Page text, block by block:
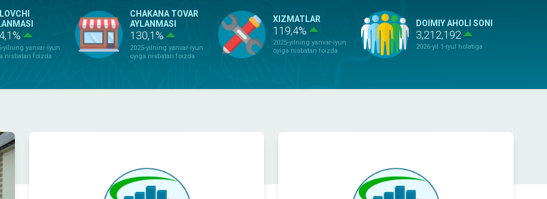
yilning yanvar-iyun
nisbatan foizda
CHAKANA TOVAR
AYLANMASI
130,1%
2025-yilning yanvar-iyun
oyiga nisbatan foizda
XIZMATLAR
119,4%
2025-yilning yanvar-iyun
oyiga nisbatan foizda
DOIMIY AHOLI SONI
3,212,192
2026-yil 1-iyul holatiga